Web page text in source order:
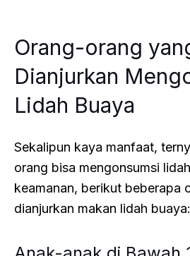
Orang-orang
Dianjurkan
Lidah Buaya
Sekalipun kaya manfaat,
orang bisa mengonsumsi
keamanan, berikut beberapa
dianjurkan makan lidah buaya: